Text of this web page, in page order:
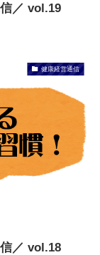
／ vol.19
健康経営通信
／ vol.18